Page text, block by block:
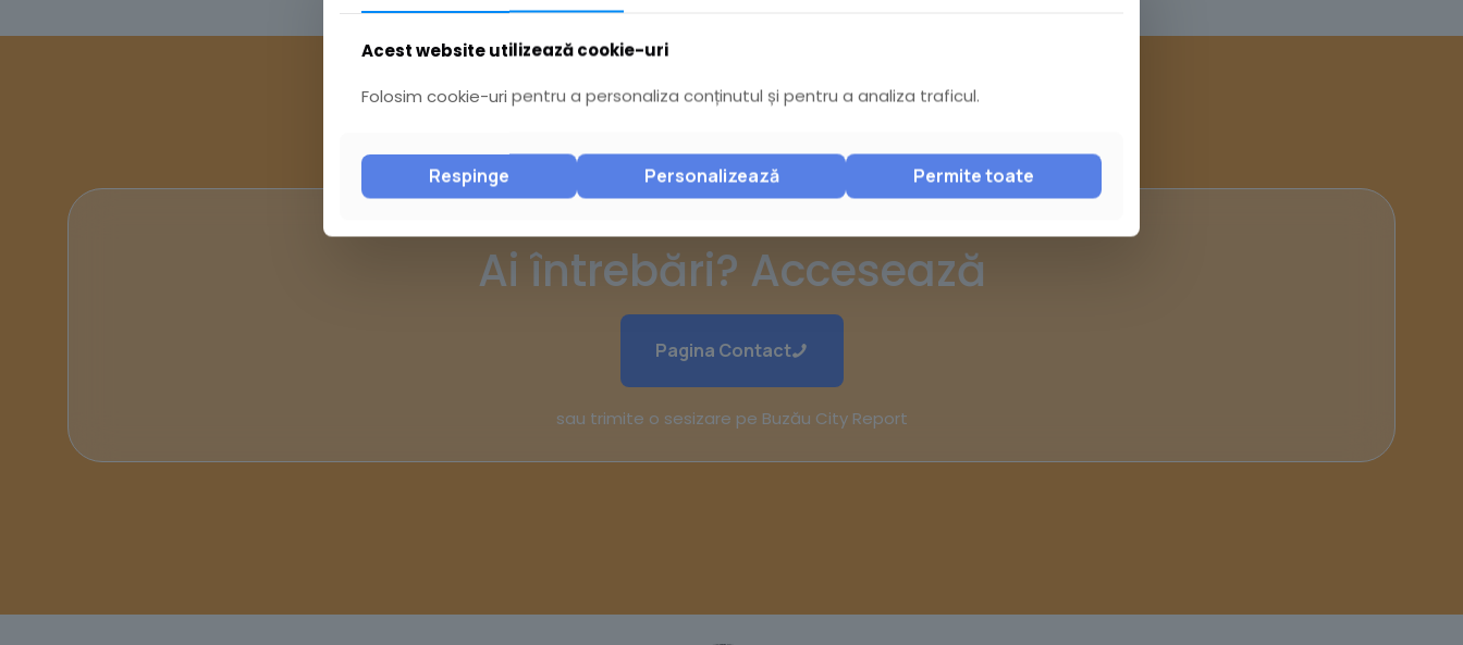
Ai întrebări? Accesează
Pagina Contact
sau trimite o sesizare pe Buzău City Report
Acest website utilizează cookie-uri
Folosim cookie-uri pentru a personaliza conținutul și pentru a analiza traficul.
Respinge Personalizează Permite toate